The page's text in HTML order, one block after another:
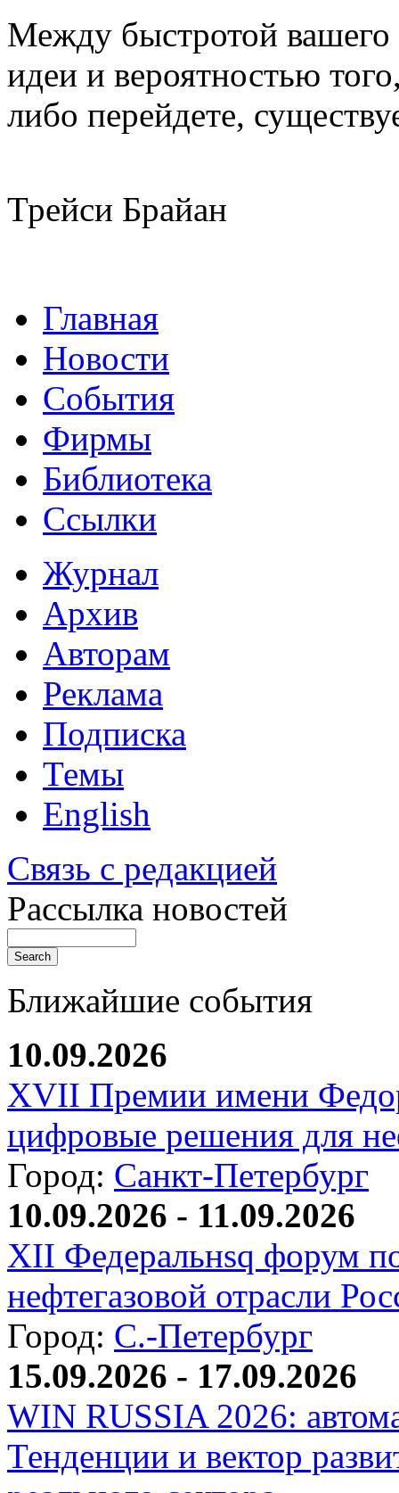
Между быстротой вашего
идеи и вероятностью
либо перейдете,
Трейси Брайан
Главная
Новости
События
Фирмы
Библиотека
Ссылки
Журнал
Архив
Авторам
Реклама
Подписка
Темы
English
Связь с редакцией
Рассылка новостей
Ближайшие события
10.09.2026
XVII Премии имени
цифровые решения для
Город: Санкт-Петербург
10.09.2026 - 11.09.2026
XII Федеральнsq форум
нефтегазовой отрасли
Город: С.-Петербург
15.09.2026 - 17.09.2026
WIN RUSSIA 2026:
Тенденции и вектор